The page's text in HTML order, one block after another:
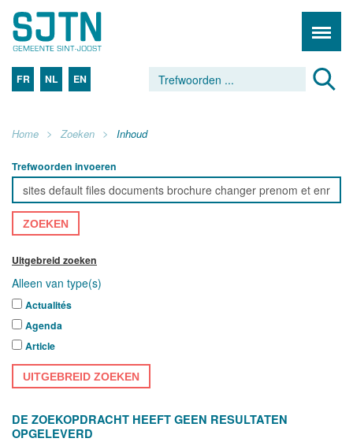
FR NL EN
Home Zoeken Inhoud
Trefwoorden invoeren
ZOEKEN
Uitgebreid zoeken
Alleen van type(s)
Actualités
Agenda
Article
UITGEBREID ZOEKEN
DE ZOEKOPDRACHT HEEFT GEEN RESULTATEN
OPGELEVERD